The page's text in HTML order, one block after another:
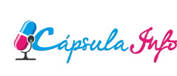
contenido